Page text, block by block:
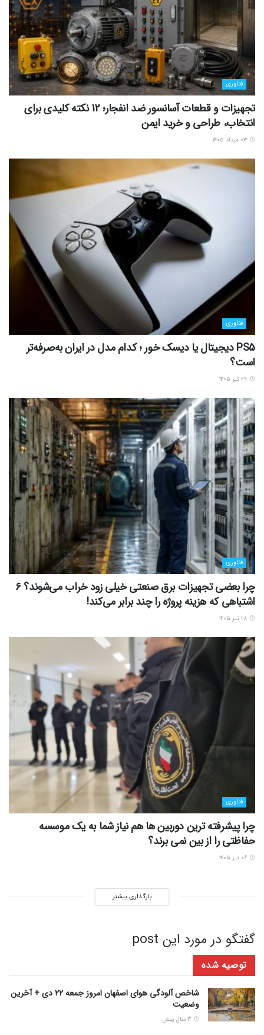
فناوری
تجهیزات و قطعات آسانسور ضد انفجار؛ 12 نکته کلیدی برای
انتخاب، طراحی و خرید ایمن
فناوری
PS5 دیجیتال یا دیسک خور ؛ کدام مدل در ایران به‌صرفه‌تر
است؟
فناوری
چرا بعضی تجهیزات برق صنعتی خیلی زود خراب می‌شوند؟ ۶
اشتباهی که هزینه پروژه را چند برابر می‌کند!
فناوری
چرا پیشرفته ترین دوربین ها هم نیاز شما به یک موسسه
حفاظتی را از بین نمی برند؟
بارگذاری بیشتر
گفتگو در مورد این post
توصیه شده
شاخص آلودگی هوای اصفهان امروز جمعه ۲۲ دی + آخرین
وضعیت